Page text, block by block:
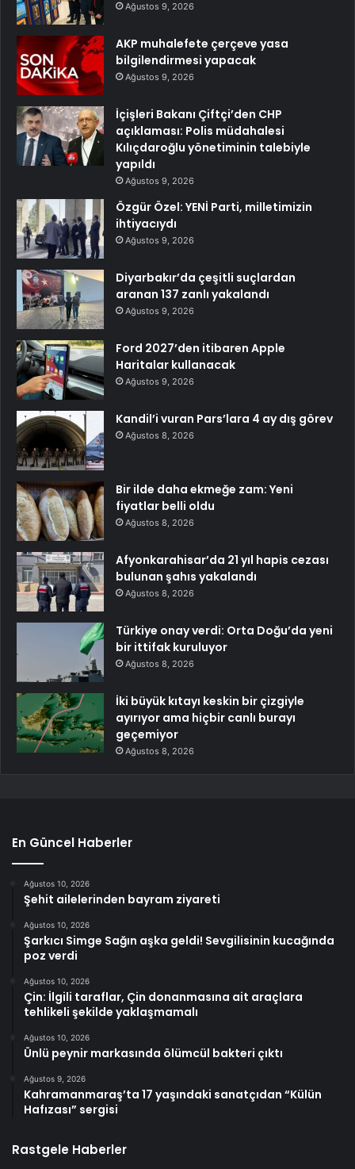
Ağustos 9, 2026
AKP muhalefete çerçeve yasa
bilgilendirmesi yapacak
Ağustos 9, 2026
İçişleri Bakanı Çiftçi’den CHP
açıklaması: Polis müdahalesi
Kılıçdaroğlu yönetiminin talebiyle
yapıldı
Ağustos 9, 2026
Özgür Özel: YENİ Parti, milletimizin
ihtiyacıydı
Ağustos 9, 2026
Diyarbakır’da çeşitli suçlardan
aranan 137 zanlı yakalandı
Ağustos 9, 2026
Ford 2027’den itibaren Apple
Haritalar kullanacak
Ağustos 9, 2026
Kandil’i vuran Pars’lara 4 ay dış görev
Ağustos 8, 2026
Bir ilde daha ekmeğe zam: Yeni
fiyatlar belli oldu
Ağustos 8, 2026
Afyonkarahisar’da 21 yıl hapis cezası
bulunan şahıs yakalandı
Ağustos 8, 2026
Türkiye onay verdi: Orta Doğu’da yeni
bir ittifak kuruluyor
Ağustos 8, 2026
İki büyük kıtayı keskin bir çizgiyle
ayırıyor ama hiçbir canlı burayı
geçemiyor
Ağustos 8, 2026
En Güncel Haberler
Ağustos 10, 2026
Şehit ailelerinden bayram ziyareti
Ağustos 10, 2026
Şarkıcı Simge Sağın aşka geldi! Sevgilisinin kucağında
poz verdi
Ağustos 10, 2026
Çin: İlgili taraflar, Çin donanmasına ait araçlara
tehlikeli şekilde yaklaşmamalı
Ağustos 10, 2026
Ünlü peynir markasında ölümcül bakteri çıktı
Ağustos 9, 2026
Kahramanmaraş’ta 17 yaşındaki sanatçıdan “Külün
Hafızası” sergisi
Rastgele Haberler